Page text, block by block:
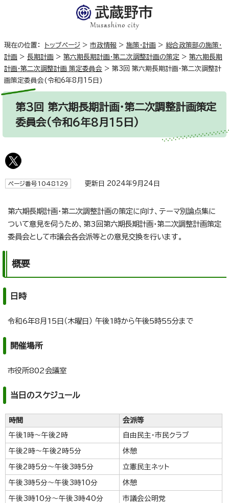
現在の位置： トップページ > 市政情報 > 施策・計画 > 総合政策部の施策・
計画 > 長期計画 > 第六期長期計画・第二次調整計画の策定 > 第六期長期
計画・第二次調整計画 策定委員会 > 第3回 第六期長期計画・第二次調整計
画策定委員会(令和6年8月15日)
第3回 第六期長期計画・第二次調整計画策定
委員会(令和6年8月15日)
ページ番号1048129 更新日 2024年9月24日
第六期長期計画・第二次調整計画の策定に向け、テーマ別論点集に
ついて意見を伺うため、第3回第六期長期計画・第二次調整計画策定
委員会として市議会各会派等との意見交換を行います。
概要
日時
令和6年8月15日（木曜日） 午後1時から午後5時55分まで
開催場所
市役所802会議室
当日のスケジュール
時間 会派等
午後1時～午後2時 自由民主・市民クラブ
午後2時～午後2時5分 休憩
午後2時5分～午後3時5分 立憲民主ネット
午後3時5分～午後3時10分 休憩
午後3時10分～午後3時40分 市議会公明党